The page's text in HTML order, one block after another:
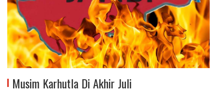
Musim Karhutla Di Akhir Juli